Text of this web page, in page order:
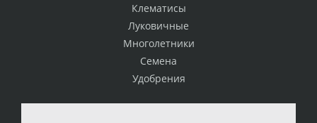
Клематисы
Луковичные
Многолетники
Семена
Удобрения